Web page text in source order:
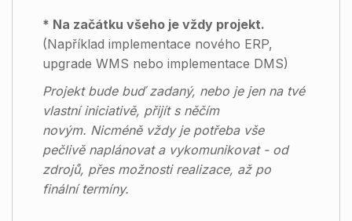
* Na začátku všeho je vždy projekt.
(Například implementace nového ERP,
upgrade WMS nebo implementace DMS)
Projekt bude buď zadaný, nebo je jen na tvé
vlastní iniciativě, přijít s něčím
novým. Nicméně vždy je potřeba vše
pečlivě naplánovat a vykomunikovat - od
zdrojů, přes možnosti realizace, až po
finální termíny.